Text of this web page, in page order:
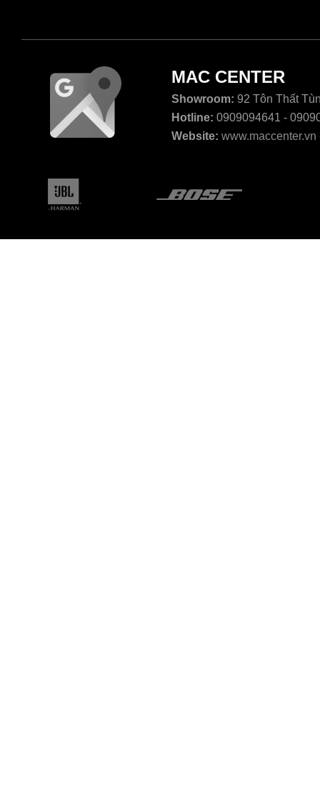
MAC CENTER
Showroom: 92 Tôn Thất
Hotline: 0909094641 -
Website: www.maccenter.vn